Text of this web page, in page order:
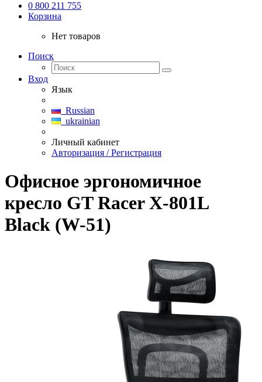
0 800 211 755
Корзина
Нет товаров
Поиск
Вход
Язык
Russian
ukrainian
Личный кабинет
Авторизация / Регистрация
Офисное эргономичное
кресло GT Racer X-801L
Black (W-51)